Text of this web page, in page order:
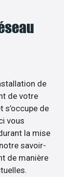
de
de votre
s’occupe de
vous
la mise
savoir-
de manière